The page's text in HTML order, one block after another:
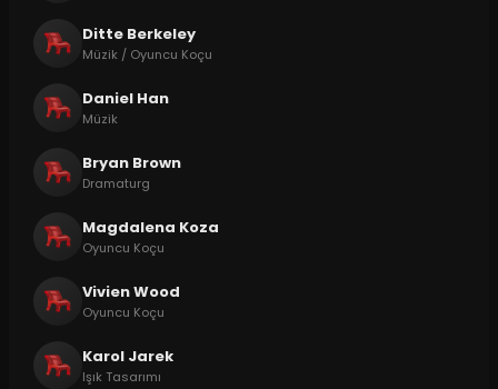
Ditte Berkeley
Müzik / Oyuncu Koçu
Daniel Han
Müzik
Bryan Brown
Dramaturg
Magdalena Koza
Oyuncu Koçu
Vivien Wood
Oyuncu Koçu
Karol Jarek
Işık Tasarımı